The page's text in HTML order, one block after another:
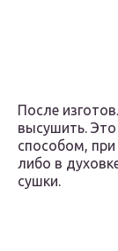
После
высушить.
способом,
либо в
сушки.